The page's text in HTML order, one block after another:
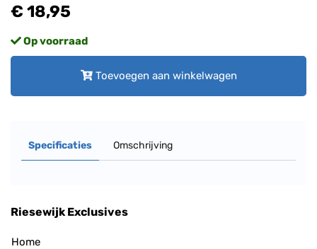
€ 18,95
Op voorraad
Toevoegen aan winkelwagen
Specificaties Omschrijving
Riesewijk Exclusives
Home